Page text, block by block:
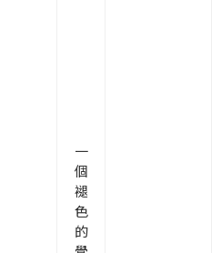
一
個
褪
色
的